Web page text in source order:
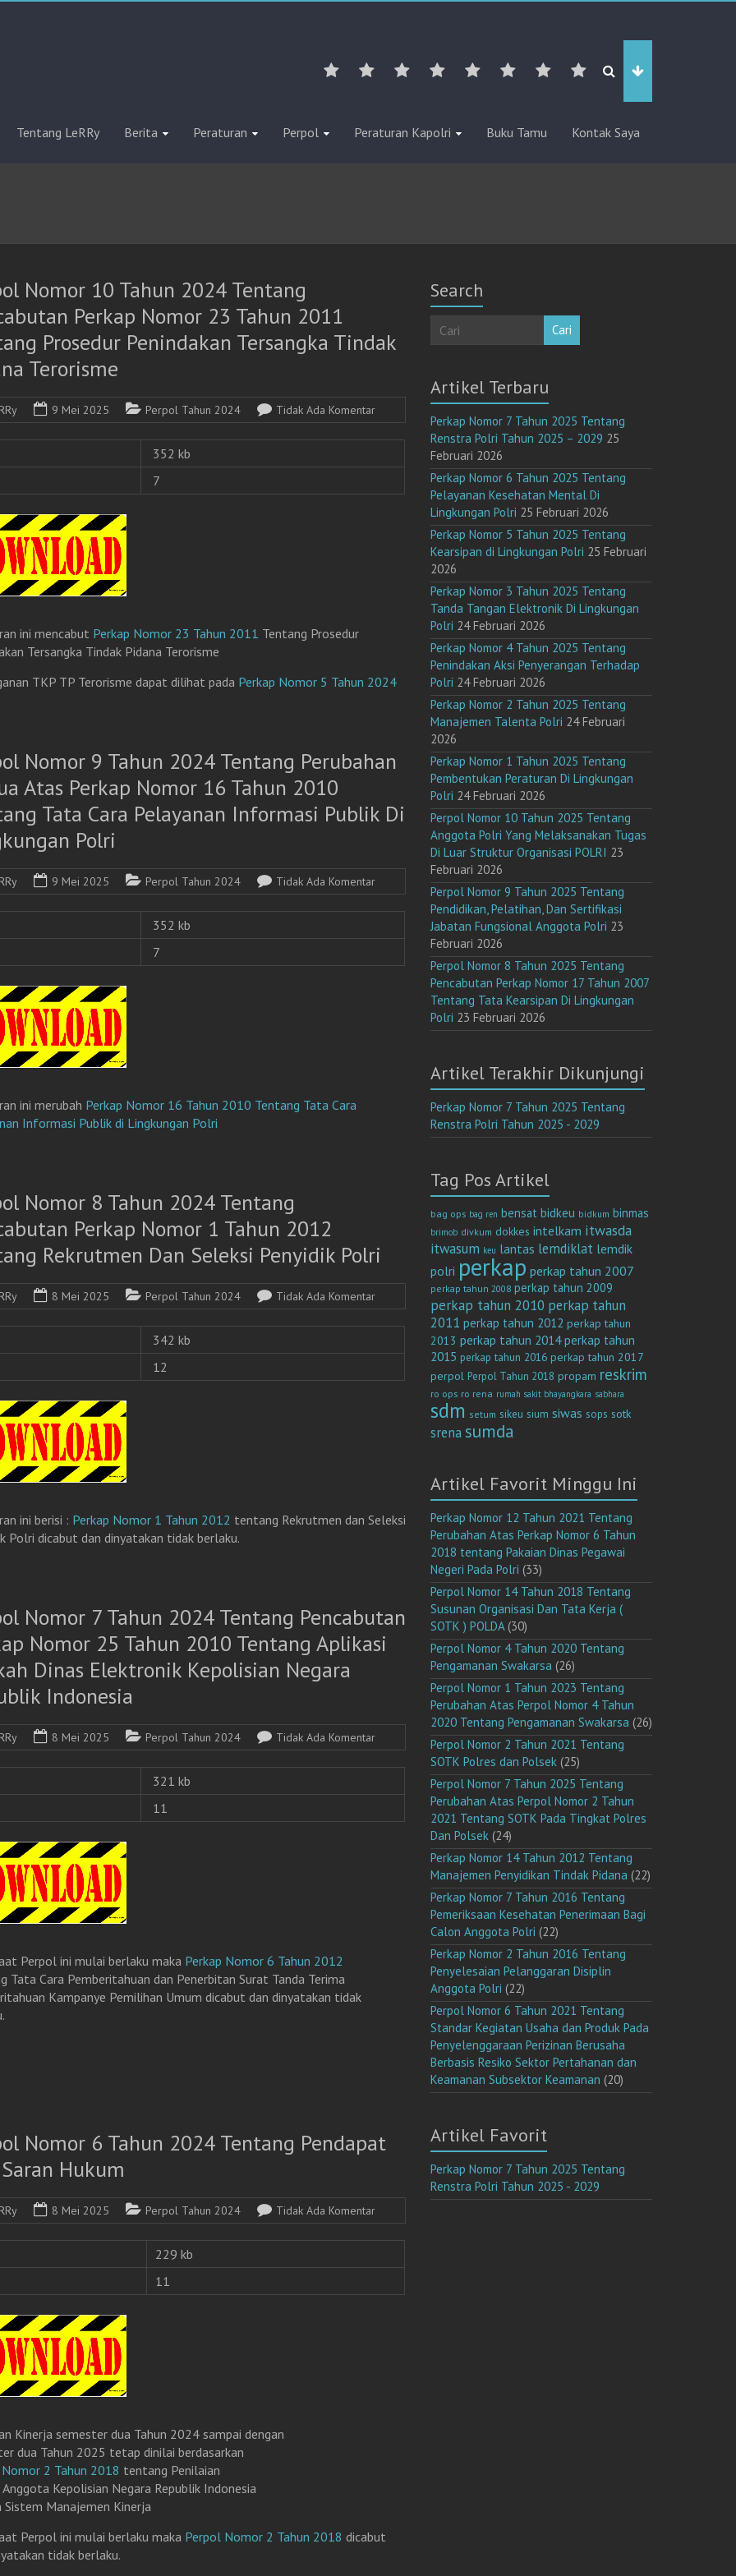
Tentang LeRRy Berita Peraturan Perpol Peraturan Kapolri Buku Tamu Kontak Saya
Nomor 10 Tahun 2024 Tentang
Perkap Nomor 23 Tahun 2011
Prosedur Penindakan Tersangka Tindak
Terorisme
9 Mei 2025 Perpol Tahun 2024 Tidak Ada Komentar
352 kb
7
ini mencabut Perkap Nomor 23 Tahun 2011 Tentang Prosedur
Tersangka Tindak Pidana Terorisme
TKP TP Terorisme dapat dilihat pada Perkap Nomor 5 Tahun 2024
Nomor 9 Tahun 2024 Tentang Perubahan
Atas Perkap Nomor 16 Tahun 2010
Tata Cara Pelayanan Informasi Publik Di
Polri
9 Mei 2025 Perpol Tahun 2024 Tidak Ada Komentar
352 kb
7
ini merubah Perkap Nomor 16 Tahun 2010 Tentang Tata Cara
Informasi Publik di Lingkungan Polri
Nomor 8 Tahun 2024 Tentang
Perkap Nomor 1 Tahun 2012
Rekrutmen Dan Seleksi Penyidik Polri
8 Mei 2025 Perpol Tahun 2024 Tidak Ada Komentar
342 kb
12
ini berisi : Perkap Nomor 1 Tahun 2012 tentang Rekrutmen dan Seleksi
Polri dicabut dan dinyatakan tidak berlaku.
Nomor 7 Tahun 2024 Tentang Pencabutan
Nomor 25 Tahun 2010 Tentang Aplikasi
Dinas Elektronik Kepolisian Negara
Indonesia
8 Mei 2025 Perpol Tahun 2024 Tidak Ada Komentar
321 kb
11
Perpol ini mulai berlaku maka Perkap Nomor 6 Tahun 2012
Tata Cara Pemberitahuan dan Penerbitan Surat Tanda Terima
Kampanye Pemilihan Umum dicabut dan dinyatakan tidak
Nomor 6 Tahun 2024 Tentang Pendapat
Hukum
8 Mei 2025 Perpol Tahun 2024 Tidak Ada Komentar
229 kb
11
Kinerja semester dua Tahun 2024 sampai dengan
dua Tahun 2025 tetap dinilai berdasarkan
2 Tahun 2018 tentang Penilaian
Anggota Kepolisian Negara Republik Indonesia
Sistem Manajemen Kinerja
Perpol ini mulai berlaku maka Perpol Nomor 2 Tahun 2018 dicabut
tidak berlaku.
Search
Cari
Artikel Terbaru
Perkap Nomor 7 Tahun 2025 Tentang
Renstra Polri Tahun 2025 – 2029 25
Februari 2026
Perkap Nomor 6 Tahun 2025 Tentang
Pelayanan Kesehatan Mental Di
Lingkungan Polri 25 Februari 2026
Perkap Nomor 5 Tahun 2025 Tentang
Kearsipan di Lingkungan Polri 25 Februari
2026
Perkap Nomor 3 Tahun 2025 Tentang
Tanda Tangan Elektronik Di Lingkungan
Polri 24 Februari 2026
Perkap Nomor 4 Tahun 2025 Tentang
Penindakan Aksi Penyerangan Terhadap
Polri 24 Februari 2026
Perkap Nomor 2 Tahun 2025 Tentang
Manajemen Talenta Polri 24 Februari
2026
Perkap Nomor 1 Tahun 2025 Tentang
Pembentukan Peraturan Di Lingkungan
Polri 24 Februari 2026
Perpol Nomor 10 Tahun 2025 Tentang
Anggota Polri Yang Melaksanakan Tugas
Di Luar Struktur Organisasi POLRI 23
Februari 2026
Perpol Nomor 9 Tahun 2025 Tentang
Pendidikan, Pelatihan, Dan Sertifikasi
Jabatan Fungsional Anggota Polri 23
Februari 2026
Perpol Nomor 8 Tahun 2025 Tentang
Pencabutan Perkap Nomor 17 Tahun 2007
Tentang Tata Kearsipan Di Lingkungan
Polri 23 Februari 2026
Artikel Terakhir Dikunjungi
Perkap Nomor 7 Tahun 2025 Tentang
Renstra Polri Tahun 2025 - 2029
Tag Pos Artikel
bag ops bag ren bensat bidkeu bidkum binmas
brimob divkum dokkes intelkam itwasda
itwasum keu lantas lemdiklat lemdik
polri perkap perkap tahun 2007
perkap tahun 2008 perkap tahun 2009
perkap tahun 2010 perkap tahun
2011 perkap tahun 2012 perkap tahun
2013 perkap tahun 2014 perkap tahun
2015 perkap tahun 2016 perkap tahun 2017
perpol Perpol Tahun 2018 propam reskrim
ro ops ro rena rumah sakit bhayangkara sabhara
sdm setum sikeu sium siwas sops sotk
srena sumda
Artikel Favorit Minggu Ini
Perkap Nomor 12 Tahun 2021 Tentang
Perubahan Atas Perkap Nomor 6 Tahun
2018 tentang Pakaian Dinas Pegawai
Negeri Pada Polri (33)
Perpol Nomor 14 Tahun 2018 Tentang
Susunan Organisasi Dan Tata Kerja (
SOTK ) POLDA(30)
Perpol Nomor 4 Tahun 2020 Tentang
Pengamanan Swakarsa (26)
Perpol Nomor 1 Tahun 2023 Tentang
Perubahan Atas Perpol Nomor 4 Tahun
2020 Tentang Pengamanan Swakarsa (26)
Perpol Nomor 2 Tahun 2021 Tentang
SOTK Polres dan Polsek (25)
Perpol Nomor 7 Tahun 2025 Tentang
Perubahan Atas Perpol Nomor 2 Tahun
2021 Tentang SOTK Pada Tingkat Polres
Dan Polsek (24)
Perkap Nomor 14 Tahun 2012 Tentang
Manajemen Penyidikan Tindak Pidana (22)
Perkap Nomor 7 Tahun 2016 Tentang
Pemeriksaan Kesehatan Penerimaan Bagi
Calon Anggota Polri (22)
Perkap Nomor 2 Tahun 2016 Tentang
Penyelesaian Pelanggaran Disiplin
Anggota Polri (22)
Perpol Nomor 6 Tahun 2021 Tentang
Standar Kegiatan Usaha dan Produk Pada
Penyelenggaraan Perizinan Berusaha
Berbasis Resiko Sektor Pertahanan dan
Keamanan Subsektor Keamanan (20)
Artikel Favorit
Perkap Nomor 7 Tahun 2025 Tentang
Renstra Polri Tahun 2025 - 2029